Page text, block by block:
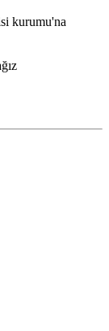
kurumu'na